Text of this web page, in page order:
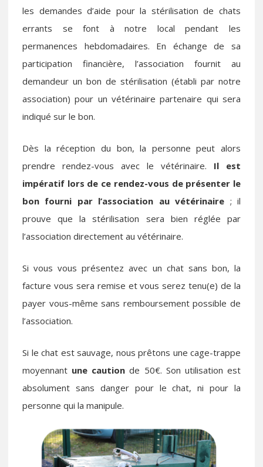
les demandes d’aide pour la stérilisation de chats
errants se font à notre local pendant les
permanences hebdomadaires. En échange de sa
participation financière, l’association fournit au
demandeur un bon de stérilisation (établi par notre
association) pour un vétérinaire partenaire qui sera
indiqué sur le bon.
Dès la réception du bon, la personne peut alors
prendre rendez-vous avec le vétérinaire. Il est
impératif lors de ce rendez-vous de présenter le
bon fourni par l’association au vétérinaire ; il
prouve que la stérilisation sera bien réglée par
l’association directement au vétérinaire.
Si vous vous présentez avec un chat sans bon, la
facture vous sera remise et vous serez tenu(e) de la
payer vous-même sans remboursement possible de
l’association.
Si le chat est sauvage, nous prêtons une cage-trappe
moyennant une caution de 50€. Son utilisation est
absolument sans danger pour le chat, ni pour la
personne qui la manipule.